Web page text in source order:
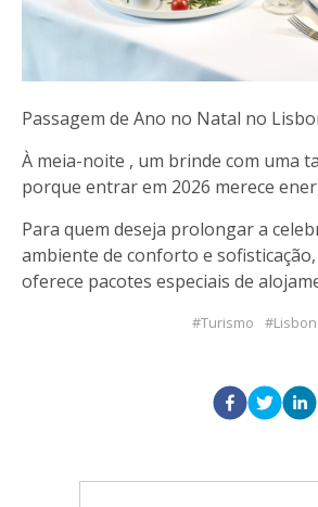
Passagem de Ano no Natal no
À meia-noite , um brinde com uma
porque entrar em 2026 merece
Para quem deseja prolongar a
ambiente de conforto e
oferece pacotes especiais de
Turismo